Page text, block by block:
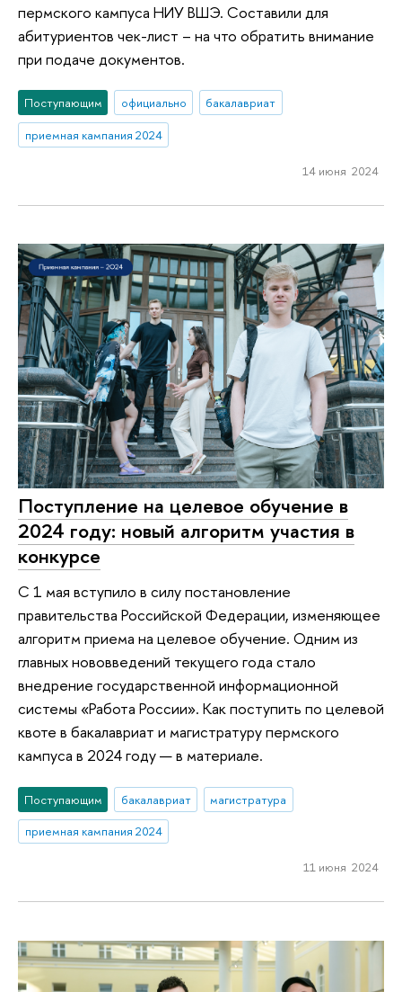
пермского кампуса НИУ ВШЭ. Составили для
абитуриентов чек-лист – на что обратить внимание
при подаче документов.
Поступающим официально
бакалавриат
приемная кампания 2024
14 июня 2024
Поступление на целевое обучение в
2024 году: новый алгоритм участия в
конкурсе
С 1 мая вступило в силу постановление
правительства Российской Федерации, изменяющее
алгоритм приема на целевое обучение. Одним из
главных нововведений текущего года стало
внедрение государственной информационной
системы «Работа России». Как поступить по целевой
квоте в бакалавриат и магистратуру пермского
кампуса в 2024 году — в материале.
Поступающим бакалавриат
магистратура
приемная кампания 2024
11 июня 2024